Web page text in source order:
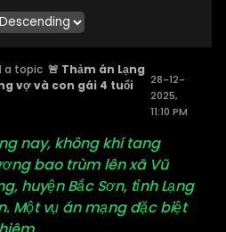
a topic 🚨 Thảm án Lạng
vợ và con gái 4 tuổi
28-12-
2025,
11:10 PM
nay, không khí tang
bao trùm lên xã Vũ
huyện Bắc Sơn, tỉnh Lạng
Một vụ án mạng đặc biệt